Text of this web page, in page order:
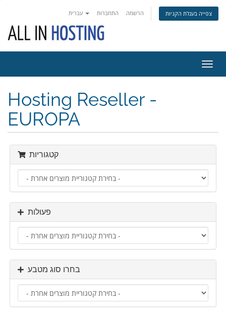
התחברות הרשמה צפייה בעגלת הקניות
ניווט
Hosting Reseller -
EUROPA
קטגוריות
פעולות
בחרו סוג מטבע